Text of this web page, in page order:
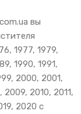
вы
1977, 1979,
1990, 1991,
2000, 2001,
2010, 2011,
2020 с